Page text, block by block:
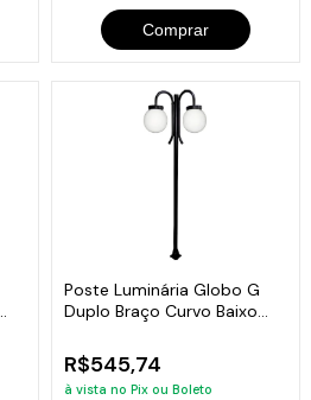
Comprar
Poste Luminária Globo G
Duplo Braço Curvo Baixo
R$545,74
à vista no Pix ou Boleto